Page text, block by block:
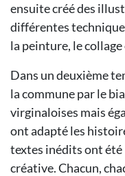
ensuite créé des
différentes
la peinture, le
Dans un deuxième
la commune par le
virginaloises mais
ont adapté les
textes inédits ont
créative. Chacun,